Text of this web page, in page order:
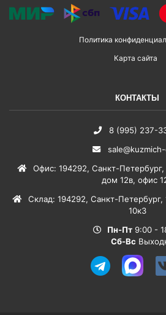
Политика
Карта сайта
КОНТАКТЫ
8 (995) 237-
Офис: 194292, Санкт-Петербург,
дом 12в, офис
Склад: 194292, Санкт-Петербург,
10к3
Пн-Пт 9:00 -
Сб-Вс